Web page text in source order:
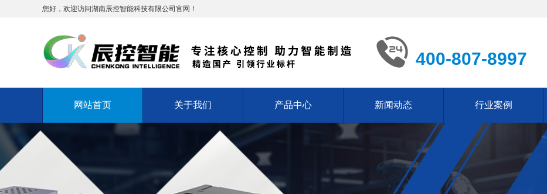
您好，欢迎访问湖南辰控智能科技有限公司官网！
400-807-8997
网站首页 关于我们 产品中心 新闻动态 行业案例